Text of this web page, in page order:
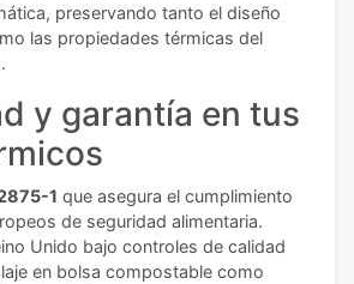
preservando tanto el diseño
las propiedades térmicas del
y garantía en tus
1 que asegura el cumplimiento
de seguridad alimentaria.
Unido bajo controles de calidad
en bolsa compostable como